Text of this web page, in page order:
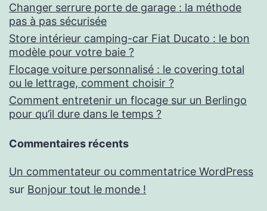
Changer serrure porte de garage : la méthode
pas à pas sécurisée
Store intérieur camping-car Fiat Ducato : le bon
modèle pour votre baie ?
Flocage voiture personnalisé : le covering total
ou le lettrage, comment choisir ?
Comment entretenir un flocage sur un Berlingo
pour qu’il dure dans le temps ?
Commentaires récents
Un commentateur ou commentatrice WordPress
sur Bonjour tout le monde !